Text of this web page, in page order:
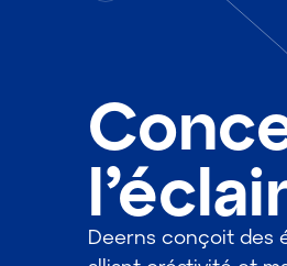
Deerns conçoit des